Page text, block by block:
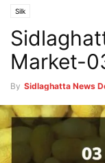
Silk
Market-
By Sidlaghatta News